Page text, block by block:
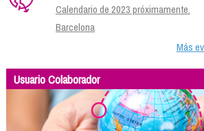
Calendario de 2023 próximamente.
Barcelona
Más
Usuario Colaborador